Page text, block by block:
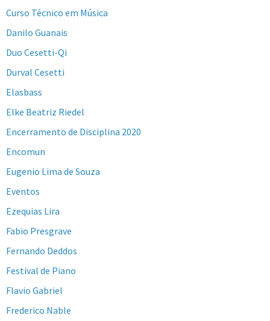
Curso Técnico em Música
Danilo Guanais
Duo Cesetti-Qi
Durval Cesetti
Elasbass
Elke Beatriz Riedel
Encerramento de Disciplina 2020
Encomun
Eugenio Lima de Souza
Eventos
Ezequias Lira
Fabio Presgrave
Fernando Deddos
Festival de Piano
Flavio Gabriel
Frederico Nable